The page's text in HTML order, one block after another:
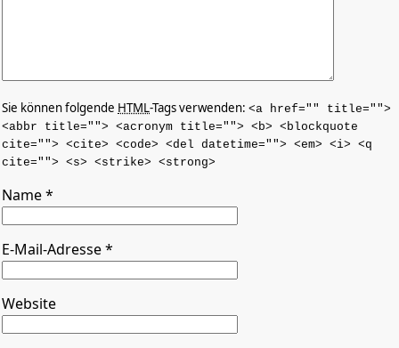
Sie können folgende HTML-Tags verwenden: <a href="" title="">
<abbr title=""> <acronym title=""> <b> <blockquote
cite=""> <cite> <code> <del datetime=""> <em> <i> <q
cite=""> <s> <strike> <strong>
Name*
E-Mail-Adresse*
Website